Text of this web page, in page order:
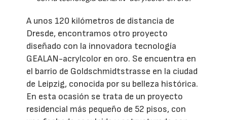
A unos 120 kilómetros de distancia de
Dresde, encontramos otro proyecto
diseñado con la innovadora tecnología
GEALAN-acrylcolor en oro. Se encuentra en
el barrio de Goldschmidtstrasse en la ciudad
de Leipzig, conocida por su belleza histórica.
En esta ocasión se trata de un proyecto
residencial más pequeño de 52 pisos, con